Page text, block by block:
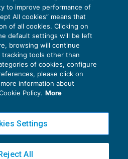
Dovier
Policy
Policy
Euroconference S.p.A.v2.32.4
- 20124 Milano - info@ecnews.it
to improve performance of
All cookies” means that
of all cookies. Clicking on
default settings will be left
browsing will continue
tools other than
of cookies, configure
please click on
information about
Policy. More
Settings
All